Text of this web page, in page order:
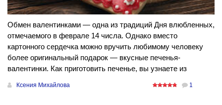
Обмен валентинками — одна из традиций Дня влюбленных,
отмечаемого в феврале 14 числа. Однако вместо
картонного сердечка можно вручить любимому человеку
более оригинальный подарок — вкусные печенья-
валентинки. Как приготовить печенье, вы узнаете из
Ксения Михайлова 1